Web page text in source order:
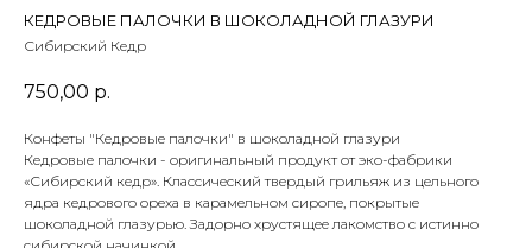
КЕДРОВЫЕ ПАЛОЧКИ В ШОКОЛАДНОЙ ГЛАЗУРИ
Сибирский Кедр
750,00 р.
Конфеты "Кедровые палочки" в шоколадной глазури
Кедровые палочки - оригинальный продукт от эко-фабрики
«Сибирский кедр». Классический твердый грильяж из цельного
ядра кедрового ореха в карамельном сиропе, покрытые
шоколадной глазурью. Задорно хрустящее лакомство с истинно